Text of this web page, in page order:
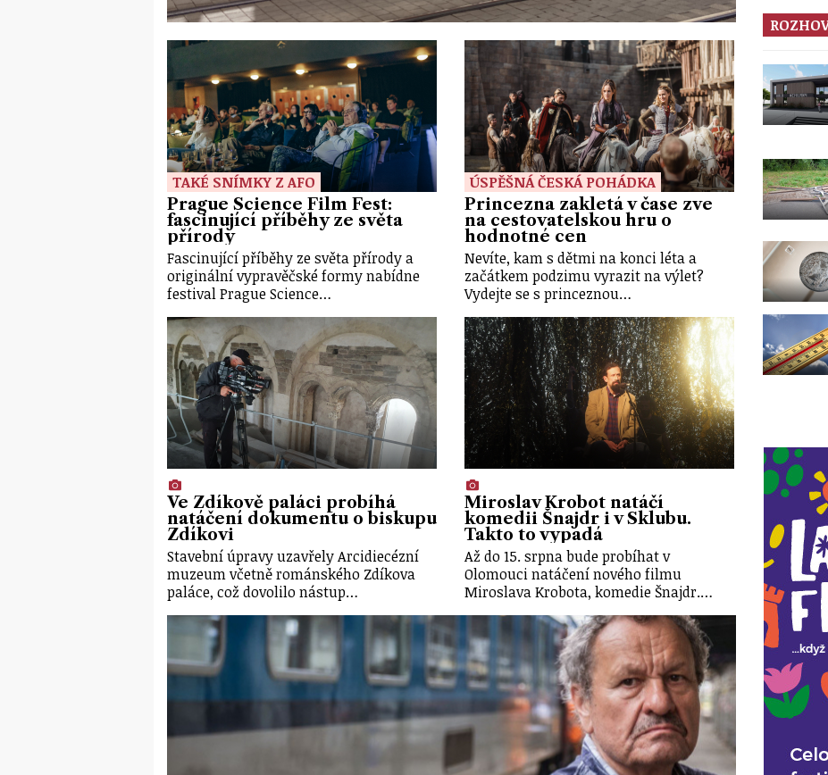
TAKÉ SNÍMKY Z AFO
Prague Science Film Fest:
fascinující příběhy ze světa
přírody
Fascinující příběhy ze světa přírody a
originální vypravěčské formy nabídne
festival Prague Science…
ÚSPĚŠNÁ ČESKÁ POHÁDKA
Princezna zakletá v čase zve
na cestovatelskou hru o
hodnotné cen
Nevíte, kam s dětmi na konci léta a
začátkem podzimu vyrazit na výlet?
Vydejte se s princeznou…
Ve Zdíkově paláci probíhá
natáčení dokumentu o biskupu
Zdíkovi
Stavební úpravy uzavřely Arcidiecézní
muzeum včetně románského Zdíkova
paláce, což dovolilo nástup…
Miroslav Krobot natáčí
komedii Šnajdr i v Sklubu.
Takto to vypadá
Až do 15. srpna bude probíhat v
Olomouci natáčení nového filmu
Miroslava Krobota, komedie Šnajdr.…